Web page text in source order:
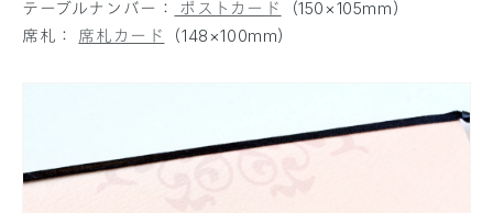
テーブルナンバー： ポストカード
（150×105mm）
席札： 席札カード （148×100mm）